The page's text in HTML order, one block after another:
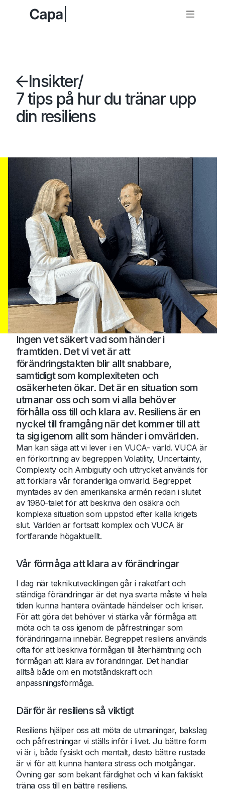
Insikter/
7 tips på hur du tränar upp
din resiliens
Ingen vet säkert vad som händer i
framtiden. Det vi vet är att
förändringstakten blir allt snabbare,
samtidigt som komplexiteten och
osäkerheten ökar. Det är en situation som
utmanar oss och som vi alla behöver
förhålla oss till och klara av. Resiliens är en
nyckel till framgång när det kommer till att
ta sig igenom allt som händer i omvärlden.
Man kan säga att vi lever i en VUCA- värld. VUCA är
en förkortning av begreppen Volatility, Uncertainty,
Complexity och Ambiguity och uttrycket används för
att förklara vår föränderliga omvärld. Begreppet
myntades av den amerikanska armén redan i slutet
av 1980-talet för att beskriva den osäkra och
komplexa situation som uppstod efter kalla krigets
slut. Världen är fortsatt komplex och VUCA är
fortfarande högaktuellt.
Vår förmåga att klara av förändringar
I dag när teknikutvecklingen går i raketfart och
ständiga förändringar är det nya svarta måste vi hela
tiden kunna hantera oväntade händelser och kriser.
För att göra det behöver vi stärka vår förmåga att
möta och ta oss igenom de påfrestningar som
förändringarna innebär. Begreppet resiliens används
ofta för att beskriva förmågan till återhämtning och
förmågan att klara av förändringar. Det handlar
alltså både om en motståndskraft och
anpassningsförmåga.
Därför är resiliens så viktigt
Resiliens hjälper oss att möta de utmaningar, bakslag
och påfrestningar vi ställs inför i livet. Ju bättre form
vi är i, både fysiskt och mentalt, desto bättre rustade
är vi för att kunna hantera stress och motgångar.
Övning ger som bekant färdighet och vi kan faktiskt
träna oss till en bättre resiliens.